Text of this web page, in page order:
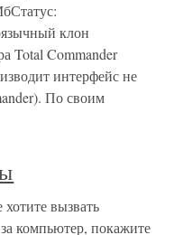
клон
Total Commander
интерфейс не
По своим
вызвать
компьютер, покажите